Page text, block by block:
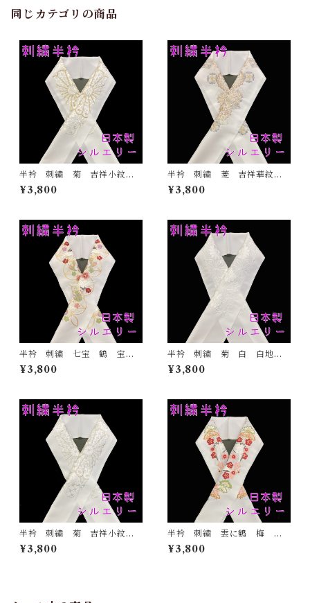
同じカテゴリの商品
半衿 刺繍 菊 吉祥小紋
金 白地 シルエリー 新合
繊 日本製 刺繍衿 和装小
¥3,800
半衿 刺繍 菱 吉祥華紋
白地 シルエリー 新合繊
日本製 刺繍衿 和装小物
¥3,800
半衿 刺繍 七宝 鶴 宝尽
くし 白地 シルエリー 新
合繊 日本製 刺繍衿 和装
¥3,800
半衿 刺繍 菊 白 白地
シルエリー 新合繊 日本
製 刺繍衿 和装小物 着
¥3,800
半衿 刺繍 菊 吉祥小紋
銀 白地 シルエリー 新合
繊 日本製 刺繍衿 和装小
¥3,800
半衿 刺繍 雲に鶴 梅
松 白地 シルエリー 新合
繊 日本製 刺繍衿 和装小
¥3,800